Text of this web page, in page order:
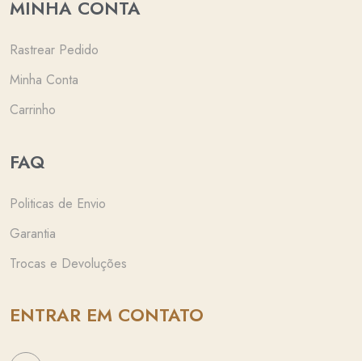
MINHA CONTA
Rastrear Pedido
Minha Conta
Carrinho
FAQ
Politicas de Envio
Garantia
Trocas e Devoluções
ENTRAR EM CONTATO